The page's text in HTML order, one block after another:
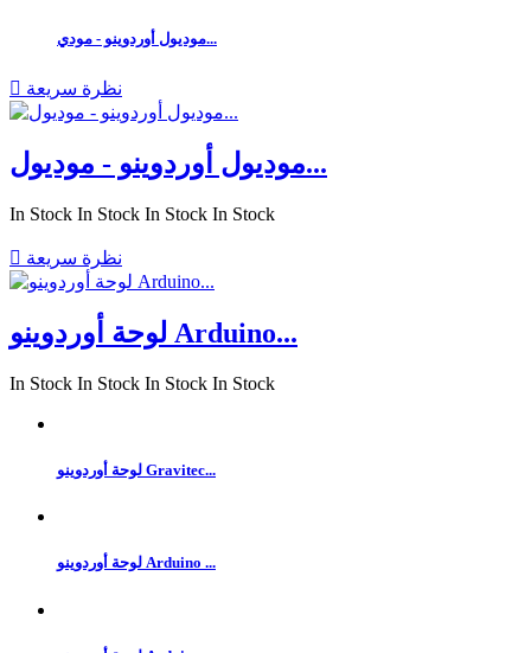
موديول أوردوينو - مودي...
 نظرة سريعة
موديول أوردوينو - موديول...
In Stock In Stock In Stock In Stock
 نظرة سريعة
لوحة أوردوينو Arduino...
In Stock In Stock In Stock In Stock
لوحة أوردوينو Gravitec...
لوحة أوردوينو Arduino ...